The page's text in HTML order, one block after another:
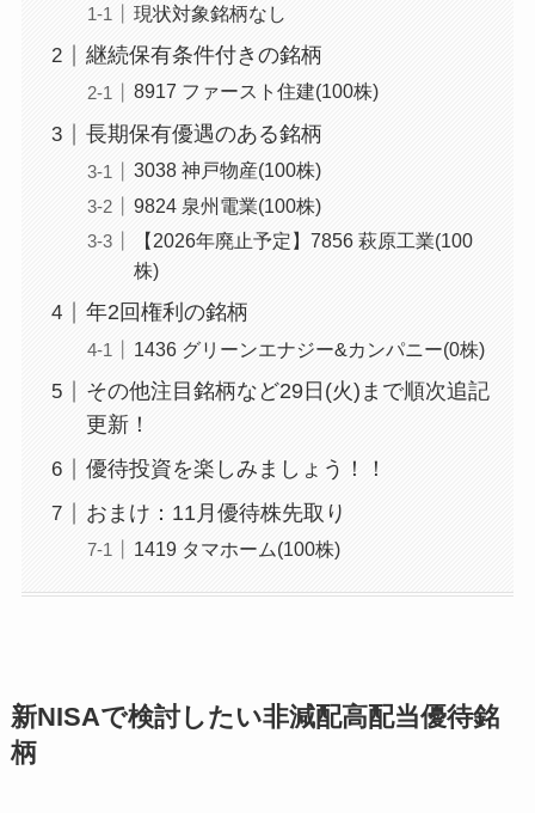
現状対象銘柄なし
継続保有条件付きの銘柄
8917 ファースト住建(100株)
長期保有優遇のある銘柄
3038 神戸物産(100株)
9824 泉州電業(100株)
【2026年廃止予定】7856 萩原工業(100
株)
年2回権利の銘柄
1436 グリーンエナジー&カンパニー(0株)
その他注目銘柄など29日(火)まで順次追記
更新！
優待投資を楽しみましょう！！
おまけ：11月優待株先取り
1419 タマホーム(100株)
新NISAで検討したい非減配高配当優待銘
柄